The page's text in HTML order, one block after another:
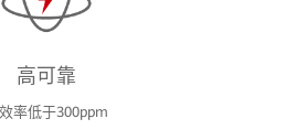
高可靠
率低于300ppm